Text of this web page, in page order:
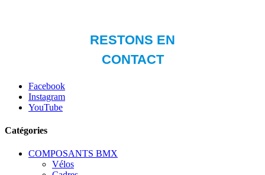
Facebook
Instagram
YouTube
Catégories
COMPOSANTS BMX
Vélos